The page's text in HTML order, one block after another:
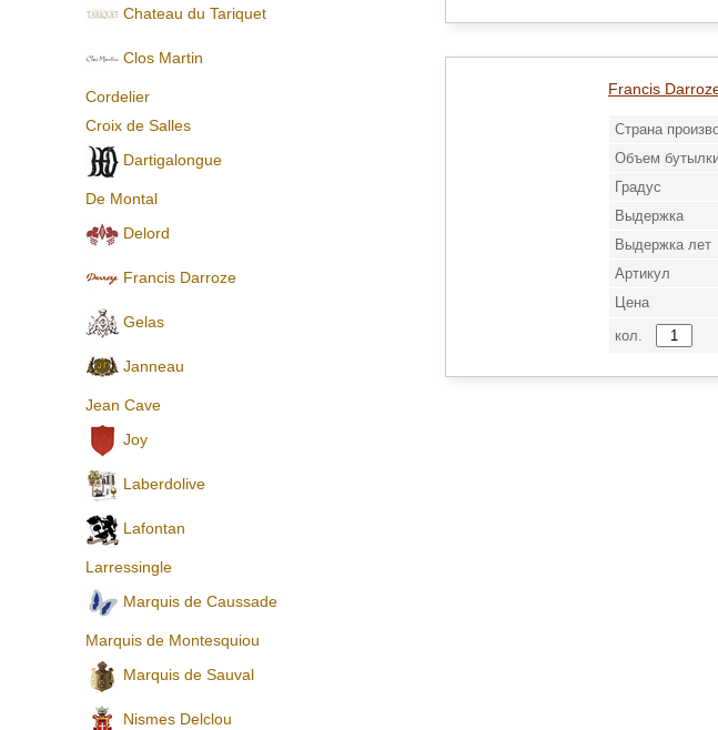
Chаteau du Tariquet
Clos Martin
Cordelier
Croix de Salles
Dartigalongue
De Montal
Delord
Francis Darroze
Gelas
Janneau
Jean Cave
Joy
Laberdolive
Lafontan
Larressingle
Marquis de Caussade
Marquis de Montesquiou
Marquis de Sauval
Nismes Delclou
Francis
Страна
Объем
Градус
Выдержка
Выдержка лет
Артикул
Цена
кол.